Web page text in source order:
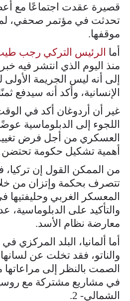
قصيرة عقدت اجتماعًا مع
تحدثت في مؤتمر صحفي،
موقفها.
أما
الرئيس التركي رجب
منذ اليوم الذي انتشر فيه
إلى أنه ليس الجريمة
الإنسانية، وأكد أنه سيدفع
غير أن أردوغان أكد في
اللجوء إلى الدبلوماسية
العسكري من أجل فرض
أهمية تشكيل حكومة
من الممكن القول إن تركيا،
تتصرف بحكمة وإتزان من
المعسكر الغربي وحليفتيها
والتأكيد على الدبلوماسية،
معارضة نظام الأسد.
أما ألمانيا، البلد المركزي
والناتو، فقد تخلت عن
الصمت بالنظر إلى مراعاتها
في مشاريع مشتركة مع
الشمالي- 2.